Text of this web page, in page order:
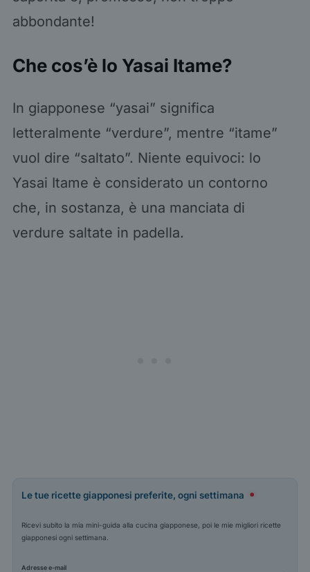
abbondante!
Che cos’è lo Yasai Itame?
In giapponese “yasai” significa
letteralmente “verdure”, mentre “itame”
vuol dire “saltato”. Niente equivoci: lo
Yasai Itame è considerato un contorno
che, in sostanza, è una manciata di
verdure saltate in padella.
Le tue ricette giapponesi preferite, ogni settimana
Ricevi subito la mia mini-guida alla cucina giapponese, poi le mie migliori ricette
giapponesi ogni settimana.
Adresse e-mail